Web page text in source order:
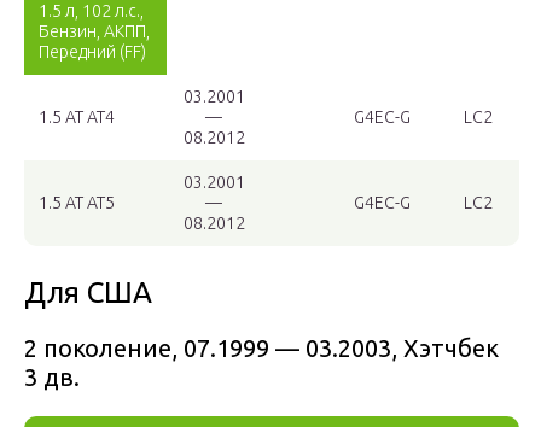
1.5 л, 102 л.с.,
Бензин, АКПП,
Передний (FF)
1.5 AT AT4
03.2001
—
08.2012
G4EC-G LC2
1.5 AT AT5
03.2001
—
08.2012
G4EC-G LC2
Для США
2 поколение, 07.1999 — 03.2003, Хэтчбек
3 дв.